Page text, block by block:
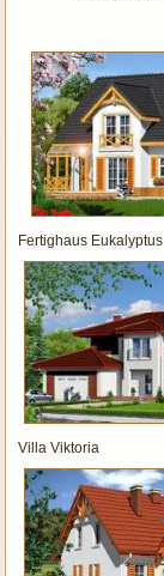
Fertighaus Eukalyptus
Villa Viktoria